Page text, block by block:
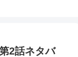
2話ネタバ